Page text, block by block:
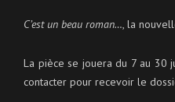
ME CONTACTER
C’est un beau roman…, la
La pièce se jouera du 7 au 30
contacter pour recevoir le